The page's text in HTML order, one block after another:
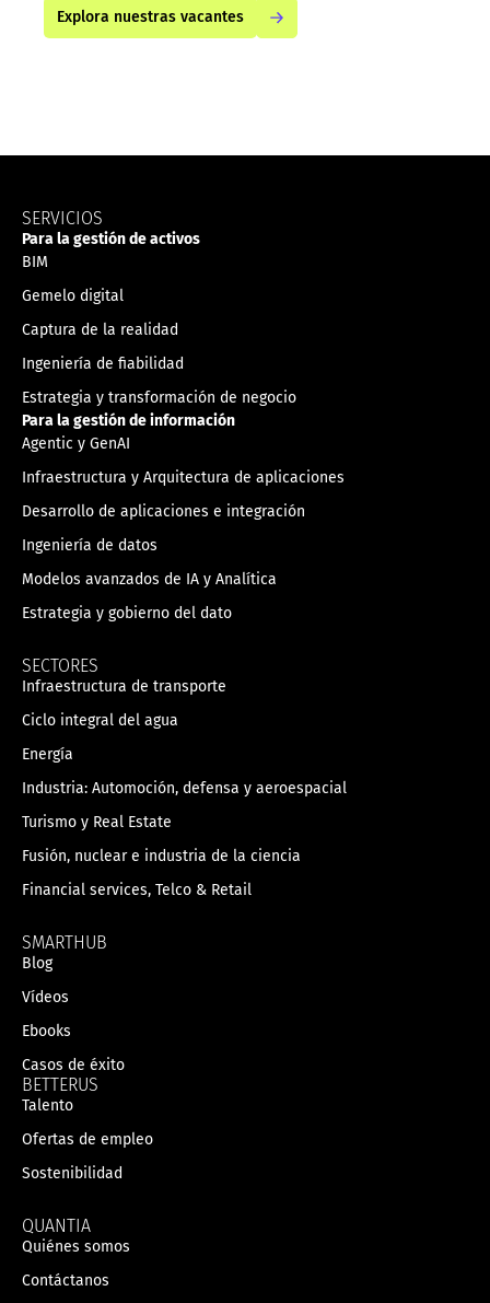
Explora nuestras vacantes
SERVICIOS
Para la gestión de activos
BIM
Gemelo digital
Captura de la realidad
Ingeniería de fiabilidad
Estrategia y transformación de negocio
Para la gestión de información
Agentic y GenAI
Infraestructura y Arquitectura de aplicaciones
Desarrollo de aplicaciones e integración
Ingeniería de datos
Modelos avanzados de IA y Analítica
Estrategia y gobierno del dato
SECTORES
Infraestructura de transporte
Ciclo integral del agua
Energía
Industria: Automoción, defensa y aeroespacial
Turismo y Real Estate
Fusión, nuclear e industria de la ciencia
Financial services, Telco & Retail
SMARTHUB
Blog
Vídeos
Ebooks
Casos de éxito
BETTERUS
Talento
Ofertas de empleo
Sostenibilidad
QUANTIA
Quiénes somos
Contáctanos